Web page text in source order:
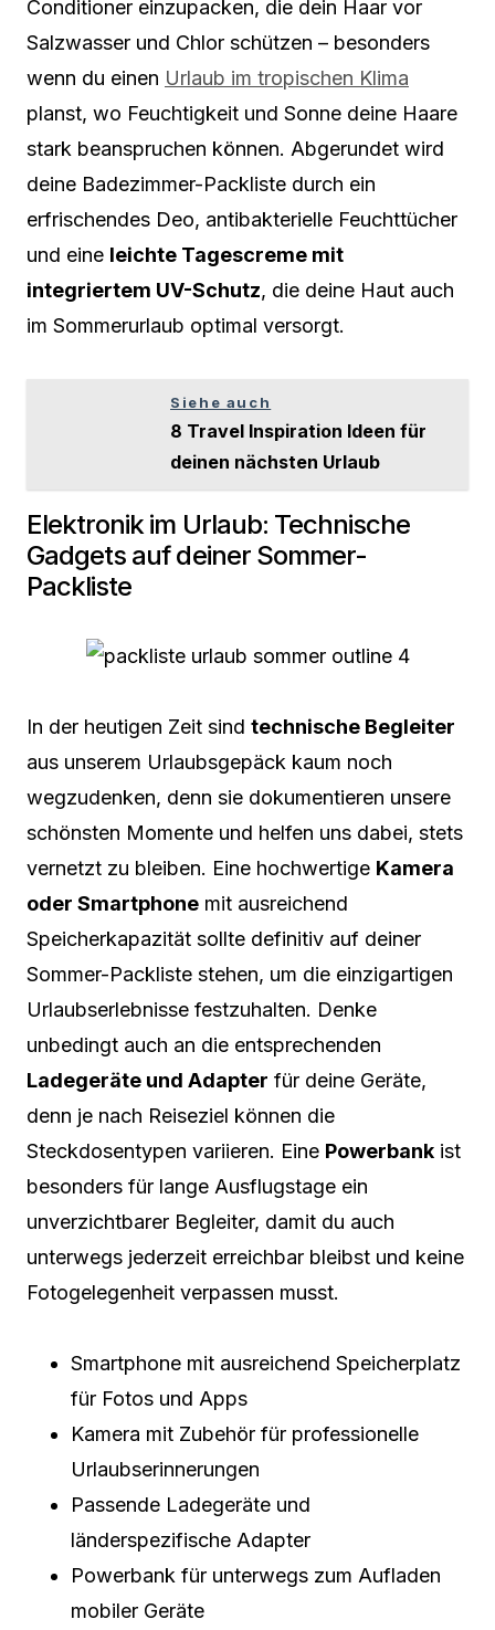
Conditioner einzupacken, die dein Haar vor
Salzwasser und Chlor schützen – besonders
wenn du einen Urlaub im tropischen Klima
planst, wo Feuchtigkeit und Sonne deine Haare
stark beanspruchen können. Abgerundet wird
deine Badezimmer-Packliste durch ein
erfrischendes Deo, antibakterielle Feuchttücher
und eine leichte Tagescreme mit
integriertem UV-Schutz, die deine Haut auch
im Sommerurlaub optimal versorgt.
Siehe auch
8 Travel Inspiration Ideen für
deinen nächsten Urlaub
Elektronik im Urlaub: Technische
Gadgets auf deiner Sommer-
Packliste
In der heutigen Zeit sind technische Begleiter
aus unserem Urlaubsgepäck kaum noch
wegzudenken, denn sie dokumentieren unsere
schönsten Momente und helfen uns dabei, stets
vernetzt zu bleiben. Eine hochwertige Kamera
oder Smartphone mit ausreichend
Speicherkapazität sollte definitiv auf deiner
Sommer-Packliste stehen, um die einzigartigen
Urlaubserlebnisse festzuhalten. Denke
unbedingt auch an die entsprechenden
Ladegeräte und Adapter für deine Geräte,
denn je nach Reiseziel können die
Steckdosentypen variieren. Eine Powerbank ist
besonders für lange Ausflugstage ein
unverzichtbarer Begleiter, damit du auch
unterwegs jederzeit erreichbar bleibst und keine
Fotogelegenheit verpassen musst.
Smartphone mit ausreichend Speicherplatz
für Fotos und Apps
Kamera mit Zubehör für professionelle
Urlaubserinnerungen
Passende Ladegeräte und
länderspezifische Adapter
Powerbank für unterwegs zum Aufladen
mobiler Geräte